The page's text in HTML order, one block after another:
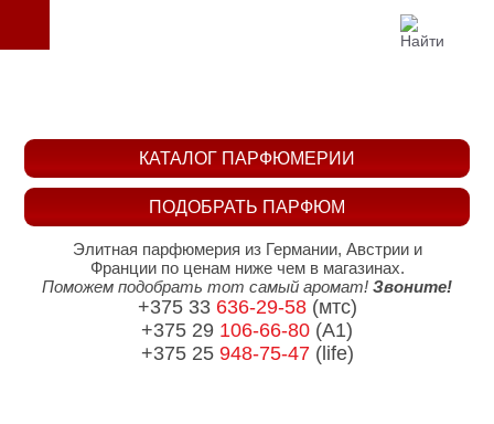
ПОДОБРАТЬ ПАРФЮМ
КАТАЛОГ ПАРФЮМЕРИИ
Элитная парфюмерия из Германии, Австрии и
Франции по ценам ниже чем в магазинах.
Поможем подобрать тот самый аромат! Звоните!
+375 33 636-29-58(мтс)
+375 29 106-66-80 (A1)
+375 25 948-75-47(life)